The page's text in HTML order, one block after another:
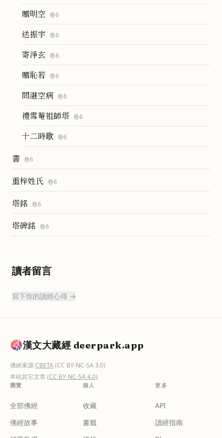
贈明空 卷6
送振宇 卷6
寄淨玄 卷6
贈恥若 卷6
問湛空病 卷6
禮雪菴祖師塔 卷6
十二時歌 卷6
書 卷6
重梓姓氏 卷6
塔銘 卷6
塔碑銘 卷6
讀者留言
寫下你的讀經心得 →
漢文大藏經 deerpark.app
佛經來源CBETA(CC BY-NC-SA 3.0)
本站其它文章(CC BY-NC-SA 4.0)
瀏覽
全部佛經
佛經故事
個人
收藏
書籤
更多
API
讀經指南